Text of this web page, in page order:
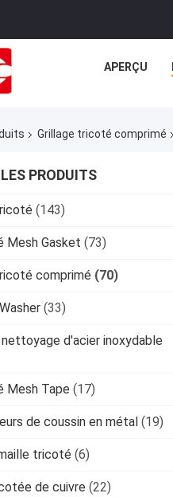
APERÇU
Grillage tricoté comprimé
PRODUITS
(143)
Mesh Gasket (73)
comprimé (70)
(33)
nettoyage d'acier inoxydable
Mesh Tape (17)
de coussin en métal (19)
tricoté (6)
de cuivre (22)